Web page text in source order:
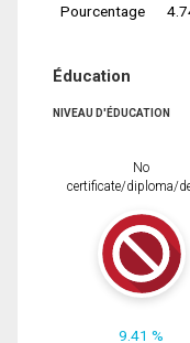
Pourcentage
Éducation
NIVEAU D'ÉDUCATION
No
certificate/diploma/
9.41 %